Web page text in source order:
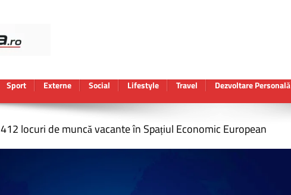
Sport Externe Social Lifestyle Travel Dezvoltare Personală
412 locuri de muncă vacante în Spațiul Economic European